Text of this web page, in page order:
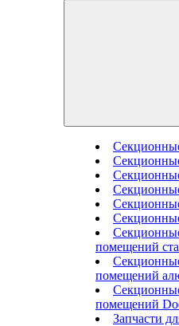
помещений
помещений
помещений
Запчасти